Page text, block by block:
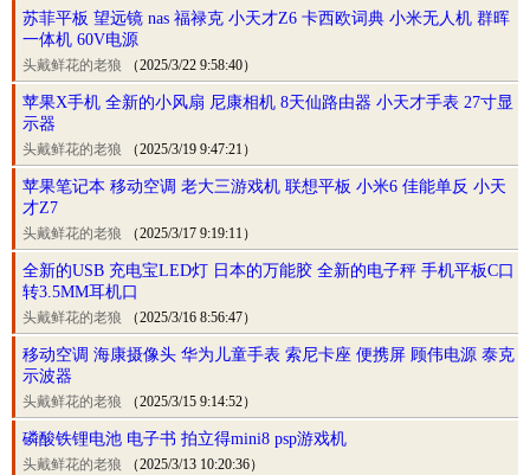
苏菲平板 望远镜 nas 福禄克 小天才Z6 卡西欧词典 小米无人机 群晖
一体机 60V电源
头戴鲜花的老狼 （2025/3/22 9:58:40）
苹果X手机 全新的小风扇 尼康相机 8天仙路由器 小天才手表 27寸显
示器
头戴鲜花的老狼 （2025/3/19 9:47:21）
苹果笔记本 移动空调 老大三游戏机 联想平板 小米6 佳能单反 小天
才Z7
头戴鲜花的老狼 （2025/3/17 9:19:11）
全新的USB 充电宝LED灯 日本的万能胶 全新的电子秤 手机平板C口
转3.5MM耳机口
头戴鲜花的老狼 （2025/3/16 8:56:47）
移动空调 海康摄像头 华为儿童手表 索尼卡座 便携屏 顾伟电源 泰克
示波器
头戴鲜花的老狼 （2025/3/15 9:14:52）
磷酸铁锂电池 电子书 拍立得mini8 psp游戏机
头戴鲜花的老狼 （2025/3/13 10:20:36）